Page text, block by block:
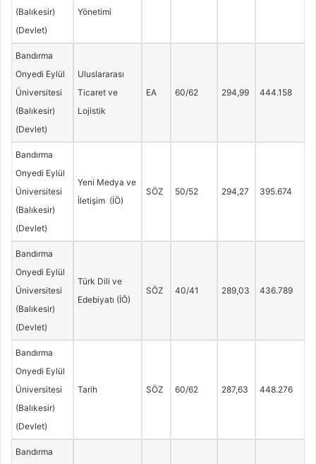
(Balıkesir)
(Devlet)
Yönetimi
Bandırma
Onyedi Eylül
Üniversitesi
(Balıkesir)
(Devlet)
Uluslararası
Ticaret ve
Lojistik
EA 60/62 294,99 444.158
Bandırma
Onyedi Eylül
Üniversitesi
(Balıkesir)
(Devlet)
Yeni Medya ve
İletişim (İÖ)
SÖZ 50/52 294,27 395.674
Bandırma
Onyedi Eylül
Üniversitesi
(Balıkesir)
(Devlet)
Türk Dili ve
Edebiyatı (İÖ)
SÖZ 40/41 289,03 436.789
Bandırma
Onyedi Eylül
Üniversitesi
(Balıkesir)
(Devlet)
Tarih SÖZ 60/62 287,63 448.276
Bandırma